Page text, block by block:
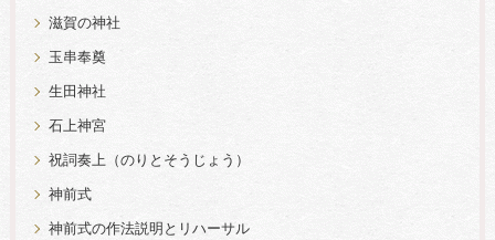
滋賀の神社
玉串奉奠
生田神社
石上神宮
祝詞奏上（のりとそうじょう）
神前式
神前式の作法説明とリハーサル